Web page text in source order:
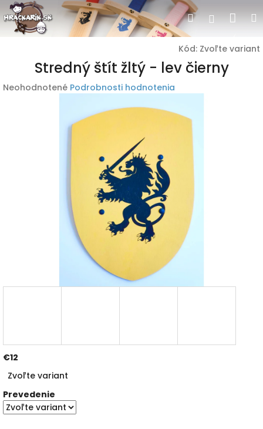
Prejsť
na
obsah
Hľadať
Kód: Zvoľte variant
Stredný štít žltý - lev čierny
Priemerné
Neohodnotené Podrobnosti hodnotenia
€12
cena:
Zvoľte variant
Prevedenie